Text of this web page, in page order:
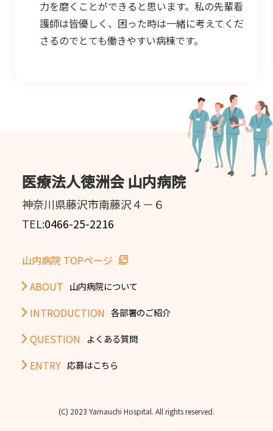
力を磨くことができると思います。私の先輩看
護師は皆優しく、困った時は一緒に考えてくだ
さるのでとても働きやすい病棟です。
医療法人徳洲会 山内病院
神奈川県藤沢市南藤沢４－６
TEL:0466-25-2216
山内病院 TOPページ
ABOUT 山内病院について
INTRODUCTION 各部署のご紹介
QUESTION よくある質問
ENTRY 応募はこちら
(C) 2023 Yamauchi Hospital. All rights reserved.